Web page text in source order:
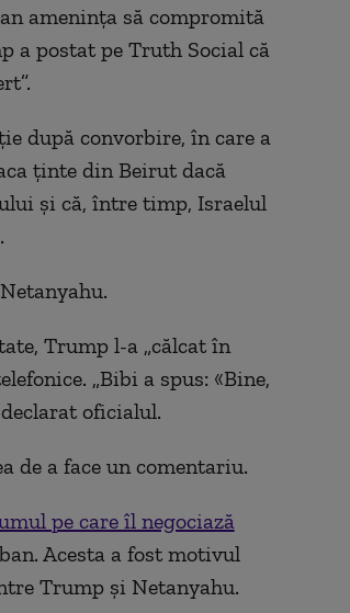
amenința să compromită
a postat pe Truth Social că
după convorbire, în care a
ținte din Beirut dacă
și că, între timp, Israelul
Trump l-a „călcat în
„Bibi a spus: «Bine,
oficialul.
de a face un comentariu.
pe care îl negociază
Acesta a fost motivul
Trump și Netanyahu.